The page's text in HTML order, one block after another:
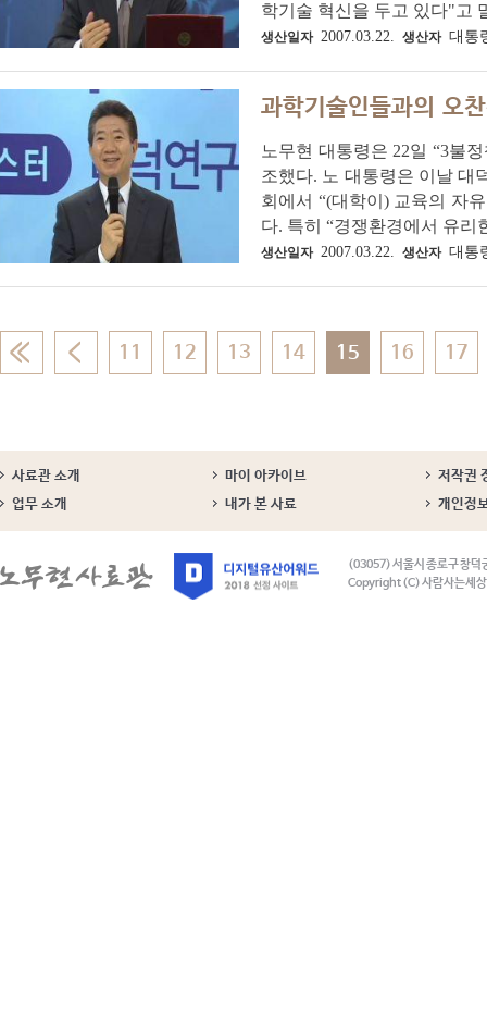
학기술 혁신을 두고 있다"고
생산일자 2007.03.22. 생산자 대통
과학기술인들과의 오
노무현 대통령은 22일 “3불
조했다. 노 대통령은 이날 대
회에서 “(대학이) 교육의 자
다. 특히 “경쟁환경에서 유리
생산일자 2007.03.22. 생산자 대통
11 12 13 14 15 16 17
사료관 소개 마이 아카이브
저작권
업무 소개
내가 본 사료 개인정
(03057) 서울시 종로구 창덕
Copyright (C) 사람사는세